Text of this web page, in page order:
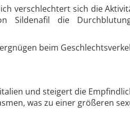
verschlechtert sich die
Sildenafil die
beim
und steigert die
was zu einer größeren